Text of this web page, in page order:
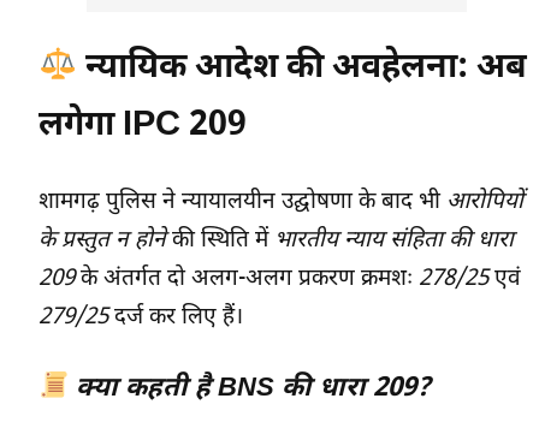
न्यायिक आदेश की अवहेलना: अब
लगेगा IPC 209
शामगढ़ पुलिस ने न्यायालयीन उद्घोषणा के बाद भी आरोपियों
के प्रस्तुत न होनेकी स्थिति में भारतीय न्याय संहिता की धारा
209के अंतर्गत दो अलग-अलग प्रकरण क्रमशः 278/25एवं
279/25दर्ज कर लिए हैं।
क्या कहती है BNS की धारा 209?